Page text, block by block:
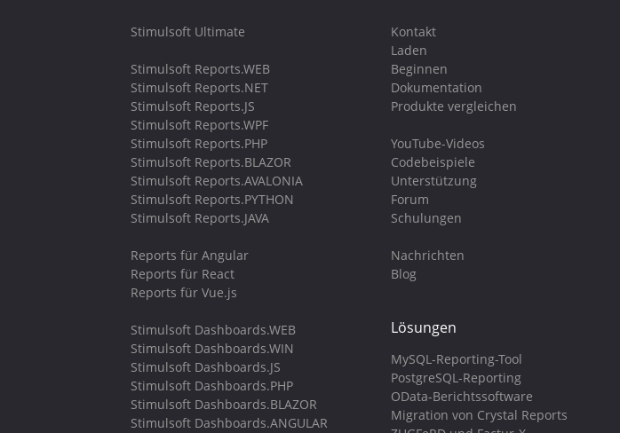
Stimulsoft Ultimate
Stimulsoft Reports.WEB
Stimulsoft Reports.NET
Stimulsoft Reports.JS
Stimulsoft Reports.WPF
Stimulsoft Reports.PHP
Stimulsoft Reports.BLAZOR
Stimulsoft Reports.AVALONIA
Stimulsoft Reports.PYTHON
Stimulsoft Reports.JAVA
Reports für Angular
Reports für React
Reports für Vue.js
Stimulsoft Dashboards.WEB
Stimulsoft Dashboards.WIN
Stimulsoft Dashboards.JS
Stimulsoft Dashboards.PHP
Stimulsoft Dashboards.BLAZOR
Stimulsoft Dashboards.ANGULAR
Kontakt
Laden
Beginnen
Dokumentation
Produkte vergleichen
YouTube-Videos
Codebeispiele
Unterstützung
Forum
Schulungen
Nachrichten
Blog
Lösungen
MySQL-Reporting-Tool
PostgreSQL-Reporting
OData-Berichtssoftware
Migration von Crystal Reports